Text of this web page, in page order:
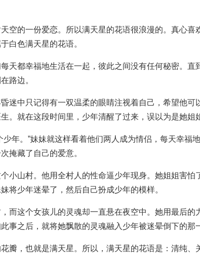
空的一份爱恋。所以满天星的花语很浪漫的。真心喜
白色满天星的花语。
天都幸福地生活在一起，彼此之间没有任何秘密。直
路边。
迷中只记得有一双温柔的眼睛注视着自己，希望他可
。就在这段时间里，少年清醒了过来，误以为是她姐
年。”妹妹就这样看着他们两人成为情侣，每天幸福
掩藏了自己的爱意。
小山村。他用全村人的性命逼少年现身。她姐姐害怕
将少年迷晕了，然后自己扮成少年的模样。
而这个女孩儿的灵魂却一直悬在夜空中。她用最后的
事之后，就将她飘散的灵魂融入少年被迷晕倒下的那
瓣，也就是满天星。所以，满天星的花语是：清纯、